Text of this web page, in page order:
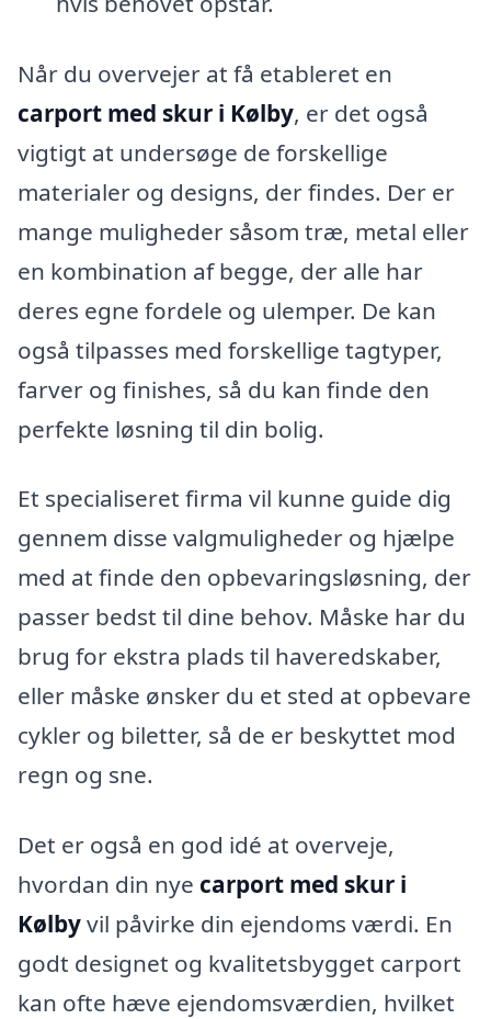
Når du overvejer at få etableret en
carport med skur i Kølby, er det også
vigtigt at undersøge de forskellige
materialer og designs, der findes. Der er
mange muligheder såsom træ, metal eller
en kombination af begge, der alle har
deres egne fordele og ulemper. De kan
også tilpasses med forskellige tagtyper,
farver og finishes, så du kan finde den
perfekte løsning til din bolig.
Et specialiseret firma vil kunne guide dig
gennem disse valgmuligheder og hjælpe
med at finde den opbevaringsløsning, der
passer bedst til dine behov. Måske har du
brug for ekstra plads til haveredskaber,
eller måske ønsker du et sted at opbevare
cykler og biletter, så de er beskyttet mod
regn og sne.
Det er også en god idé at overveje,
hvordan din nye carport med skur i
Kølbyvil påvirke din ejendoms værdi. En
godt designet og kvalitetsbygget carport
kan ofte hæve ejendomsværdien, hvilket